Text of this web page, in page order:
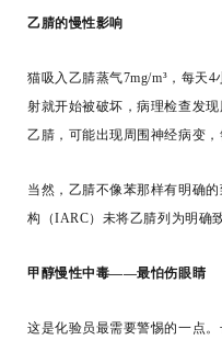
乙腈的慢性影响
猫吸入乙腈蒸气7mg/m³，每天
射就开始被破坏，病理检查发
乙腈，可能出现周围神经病变
当然，乙腈不像苯那样有明确
构（IARC）未将乙腈列为明确
甲醇慢性中毒——最怕伤眼睛
这是化验员最需要警惕的一点